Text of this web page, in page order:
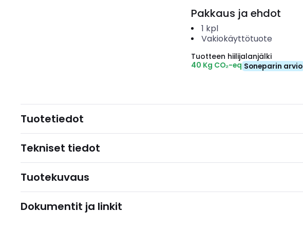
Pakkaus ja ehdot
1 kpl
Vakiokäyttötuote
Tuotteen hiilijalanjälki
40 Kg CO₂-eq Soneparin arvio
Tuotetiedot
Tekniset tiedot
Tuotekuvaus
Dokumentit ja linkit